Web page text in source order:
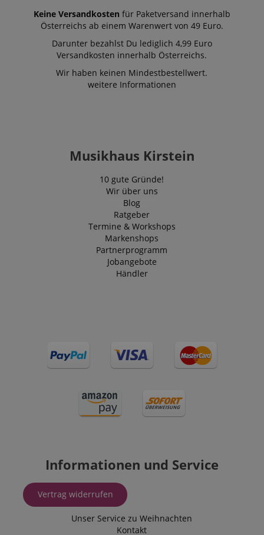
Keine Versandkosten für Paketversand innerhalb
Österreichs ab einem Warenwert von 49 Euro.
Darunter bezahlst Du lediglich 4,99 Euro
Versandkosten innerhalb Österreichs.
Wir haben keinen Mindestbestellwert.
weitere Informationen
Musikhaus Kirstein
10 gute Gründe!
Wir über uns
Blog
Ratgeber
Termine & Workshops
Markenshops
Partnerprogramm
Jobangebote
Händler
Informationen und Service
Vertrag widerrufen
Unser Service zu Weihnachten
Kontakt